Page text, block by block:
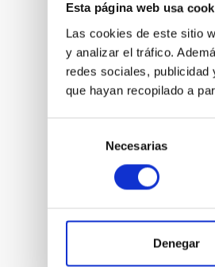
Esta página web usa
Las cookies de este sitio
y analizar el tráfico.
redes sociales, publicidad
que hayan recopilado a
consentimiento
Necesarias
Denegar